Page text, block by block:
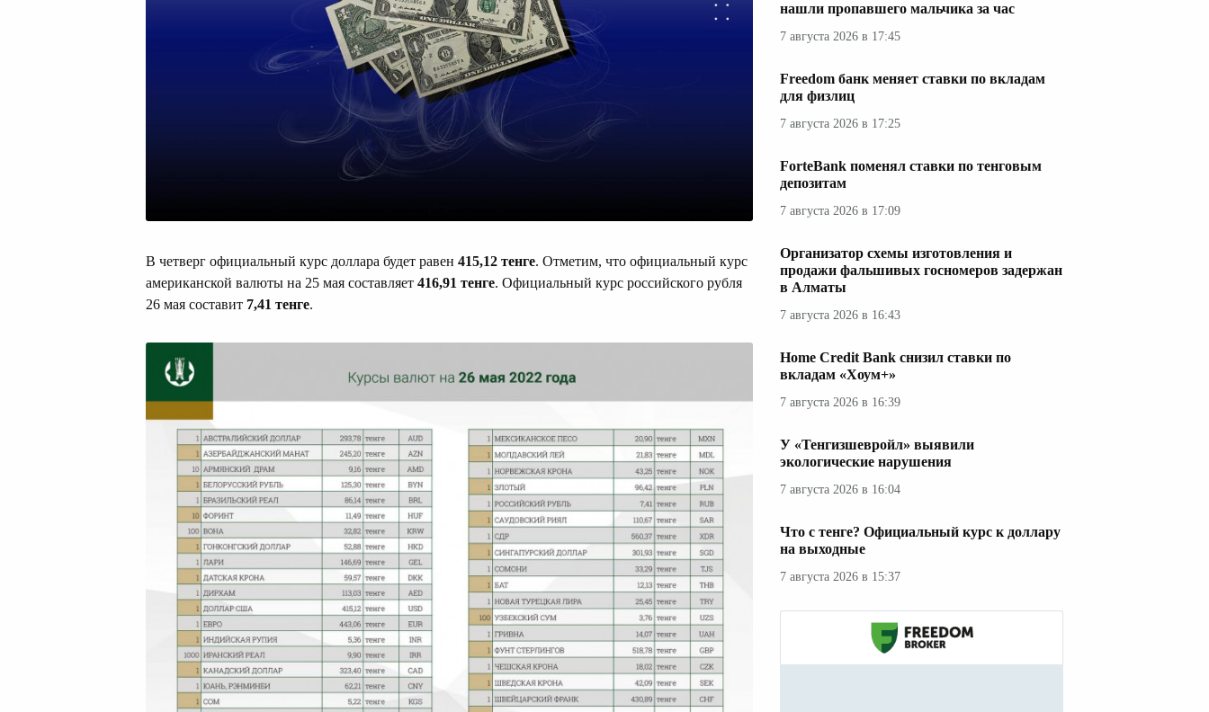
В четверг официальный курс доллара будет равен 415,12 тенге. Отметим, что официальный курс
американской валюты на 25 мая составляет 416,91 тенге. Официальный курс российского рубля
26 мая составит 7,41 тенге.
нашли пропавшего мальчика за час
7 августа 2026 в 17:45
Freedom банк меняет ставки по вкладам
для физлиц
7 августа 2026 в 17:25
ForteBank поменял ставки по тенговым
депозитам
7 августа 2026 в 17:09
Организатор схемы изготовления и
продажи фальшивых госномеров задержан
в Алматы
7 августа 2026 в 16:43
Home Credit Bank снизил ставки по
вкладам «Хоум+»
7 августа 2026 в 16:39
У «Тенгизшевройл» выявили
экологические нарушения
7 августа 2026 в 16:04
Что с тенге? Официальный курс к доллару
на выходные
7 августа 2026 в 15:37